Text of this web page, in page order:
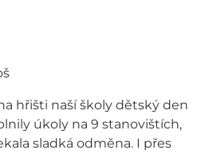
hřišti naší školy dětský den
úkoly na 9 stanovištích,
sladká odměna. I přes